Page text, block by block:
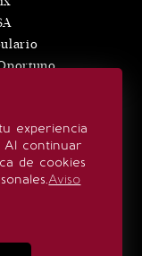
experiencia
Al continuar
de cookies
Aviso